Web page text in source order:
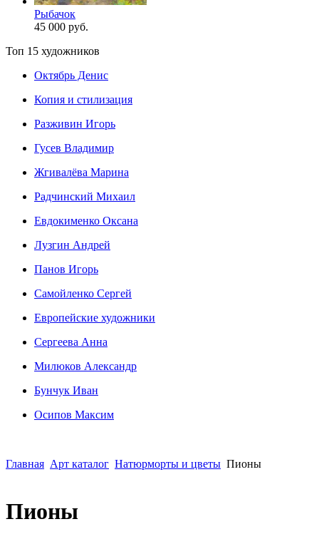
Рыбачок
45 000 руб.
Топ 15 художников
Октябрь Денис
Копия и стилизация
Разживин Игорь
Гусев Владимир
Жгивалёва Марина
Радчинский Михаил
Евдокименко Оксана
Лузгин Андрей
Панов Игорь
Сaмoйленко Сергей
Европейские художники
Сергеева Анна
Милюков Александр
Бунчук Иван
Осипoв Максим
Главная Арт каталог Натюрморты и цветы Пионы
Пионы